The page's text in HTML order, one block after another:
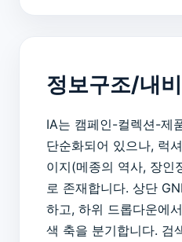
정보구조/내
IA는 캠페인-컬렉션-제
단순화되어 있으나, 럭
이지(메종의 역사, 장인
로 존재합니다. 상단
하고, 하위 드롭다운에
색 축을 분기합니다. 검